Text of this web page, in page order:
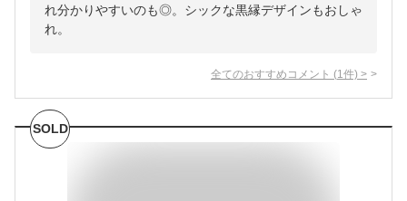
れ分かりやすいのも◎。シックな黒縁デザインもおしゃ
れ。
全てのおすすめコメント (1 件) >
SOLD